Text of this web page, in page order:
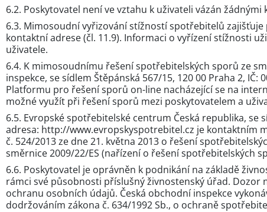
6.2. Poskytovatel není ve vztahu k uživateli vázán žádnými
6.3. Mimosoudní vyřizování stížností spotřebitelů
kontaktní adrese (čl. 11.9). Informaci o vyřízení stížnosti
uživatele.
6.4. K mimosoudnímu řešení spotřebitelských sporů ze
inspekce, se sídlem Štěpánská 567/15, 120 00 Praha 2,
Platformu pro řešení sporů on-line nacházející se na
možné využít při řešení sporů mezi poskytovatelem a
6.5. Evropské spotřebitelské centrum Česká republika, se
adresa: http://www.evropskyspotrebitel.cz je kontaktním
č. 524/2013 ze dne 21. května 2013 o řešení
směrnice 2009/22/ES (nařízení o řešení spotřebitelských
6.6. Poskytovatel je oprávněn k podnikání na základě
rámci své působnosti příslušný živnostenský úřad.
ochranu osobních údajů. Česká obchodní inspekce
dodržováním zákona č. 634/1992 Sb., o ochraně